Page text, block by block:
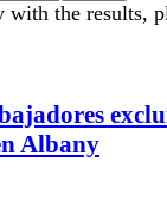
the results,
Albany